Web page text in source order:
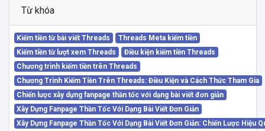
Từ khóa
Kiếm tiền từ bài viết Threads
Threads Meta kiếm tiền
Kiếm tiền từ lượt xem Threads
Điều kiện kiếm tiền Threads
Chương trình kiếm tiền trên Threads
Chương Trình Kiếm Tiền Trên Threads: Điều Kiện và Cách Thức Tham Gia
Chiến lược xây dựng fanpage thần tốc với dạng bài viết đơn giản
Xây Dựng Fanpage Thần Tốc Với Dạng Bài Viết Đơn Giản
Xây Dựng Fanpage Thần Tốc Với Dạng Bài Viết Đơn Giản: Chiến Lược Hiệu